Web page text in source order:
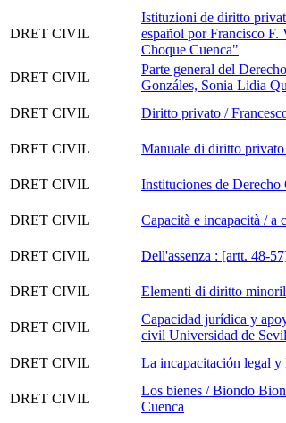
DRET CIVIL
Istituzioni de diritto
español por Francisco
Choque Cuenca"
DRET CIVIL
Parte general del
Gonzáles, Sonia Lidia
DRET CIVIL
Diritto privato /
DRET CIVIL
Manuale di diritto
DRET CIVIL
Instituciones de
DRET CIVIL
Capacità e incapacità / a
DRET CIVIL
Dell'assenza : [artt. 48-
DRET CIVIL
Elementi di diritto
DRET CIVIL
Capacidad jurídica y
civil Universidad de
DRET CIVIL
La incapacitación legal y
DRET CIVIL
Los bienes / Biondo
Cuenca